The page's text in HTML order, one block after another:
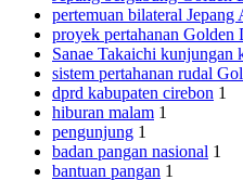
pertemuan bilateral Jepang
proyek pertahanan Golden
Sanae Takaichi kunjungan
sistem pertahanan rudal
dprd kabupaten cirebon 1
hiburan malam 1
pengunjung 1
badan pangan nasional 1
bantuan pangan 1